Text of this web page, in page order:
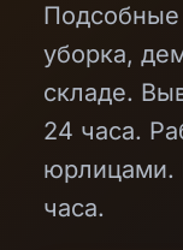
Подсобные
уборка,
складе.
24 часа.
юрлицами.
часа.